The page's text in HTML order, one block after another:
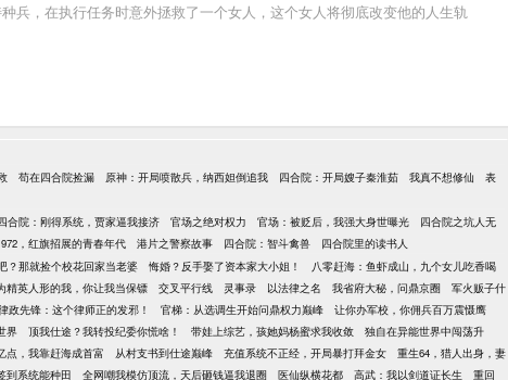
兵，在执行任务时意外拯救了一个女人，这个女人将彻底改变他的人生轨
苟在四合院捡漏 原神：开局喷散兵，纳西妲倒追我 四合院：开局嫂子秦淮茹 我真不想修仙
表
合院：刚得系统，贾家逼我接济 官场之绝对权力 官场：被贬后，我强大身世曝光
四合院之坑人无
，红旗招展的青春年代 港片之警察故事 四合院：智斗禽兽 四合院里的读书人
？那就捡个校花回家当老婆 悔婚？反手娶了资本家大小姐！
八零赶海：鱼虾成山，九个女儿吃香喝
精英人形的我，你让我当保镖 交叉平行线 灵事录 以法律之名 我省府大秘，问鼎京圈
军火贩子什
政先锋：这个律师正的发邪！ 官梯：从选调生开始问鼎权力巅峰
让你办军校，你佣兵百万震慑鹰
界 顶我仕途？我转投纪委你慌啥！ 带娃上综艺，孩她妈杨蜜求我收敛
独自在异能世界中闯荡升
点，我靠赶海成首富 从村支书到仕途巅峰 充值系统不正经，开局暴打拜金女
重生64，猎人出身，妻
到系统能种田 全网嘲我模仿顶流，天后砸钱逼我退圈 医仙纵横花都 高武：我以剑道证长生 重回